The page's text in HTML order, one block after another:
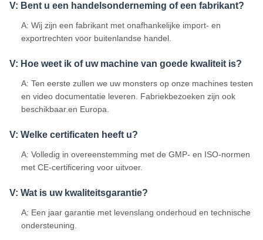
V: Bent u een handelsonderneming of een fabrikant?
A: Wij zijn een fabrikant met onafhankelijke import- en
exportrechten voor buitenlandse handel.
V: Hoe weet ik of uw machine van goede kwaliteit is?
A: Ten eerste zullen we uw monsters op onze machines testen
en video documentatie leveren. Fabriekbezoeken zijn ook
beschikbaar.en Europa.
V: Welke certificaten heeft u?
A: Volledig in overeenstemming met de GMP- en ISO-normen
met CE-certificering voor uitvoer.
V: Wat is uw kwaliteitsgarantie?
A: Een jaar garantie met levenslang onderhoud en technische
ondersteuning.